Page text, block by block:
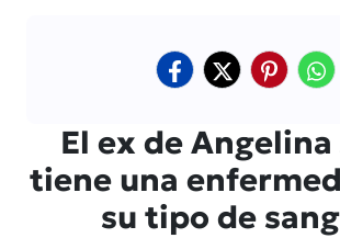
El ex de
tiene una
su tipo de